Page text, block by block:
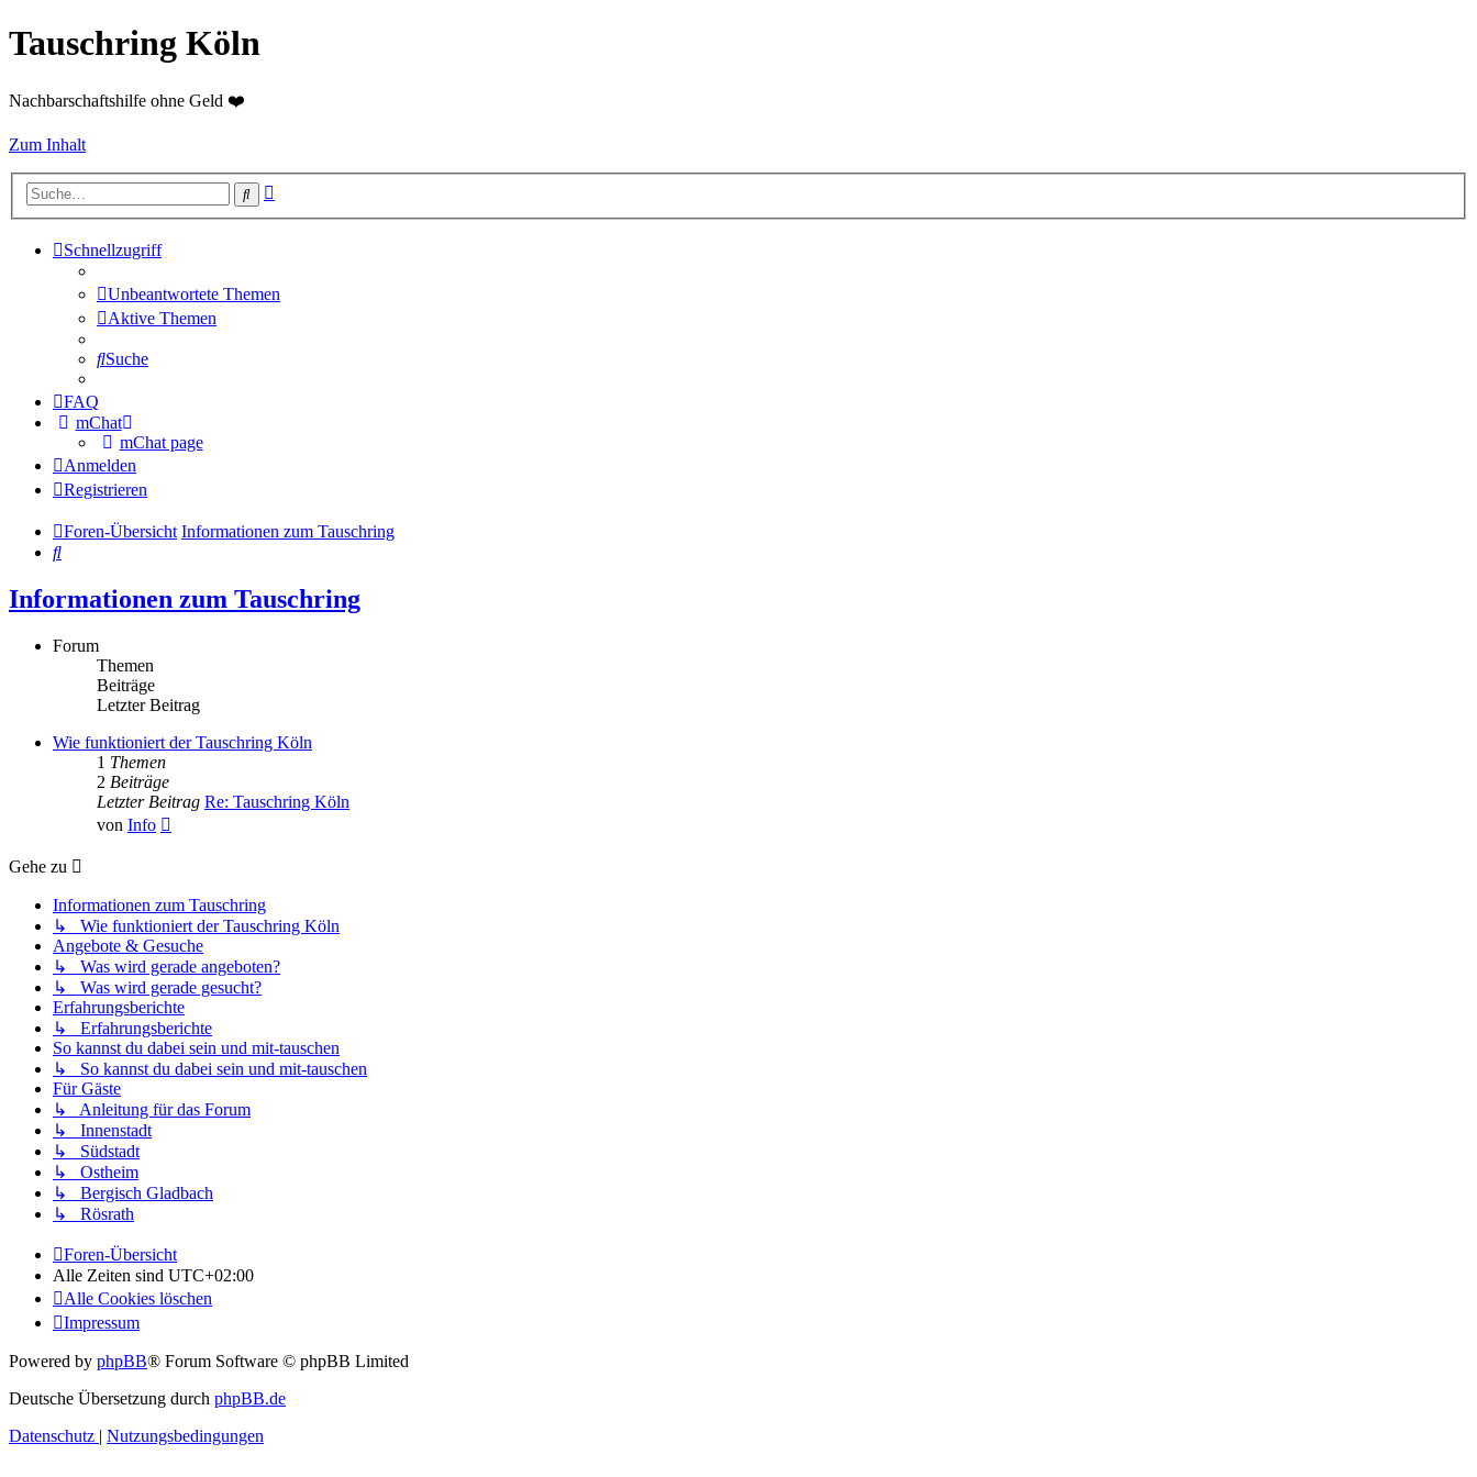
Tauschring Köln
Nachbarschaftshilfe ohne Geld ❤️
Zum Inhalt
Suche
Schnellzugriff
Unbeantwortete Themen
Aktive Themen
Suche
FAQ
mChat
mChat page
Anmelden
Registrieren
Foren-Übersicht Informationen zum Tauschring
Suche
Informationen zum Tauschring
Forum
Themen
Beiträge
Letzter Beitrag
Wie funktioniert der Tauschring Köln
1 Themen
2 Beiträge
Letzter Beitrag Re: Tauschring Köln
von Info
Gehe zu
Informationen zum Tauschring
↳ Wie funktioniert der Tauschring Köln
Angebote & Gesuche
↳ Was wird gerade angeboten?
↳ Was wird gerade gesucht?
Erfahrungsberichte
↳ Erfahrungsberichte
So kannst du dabei sein und mit-tauschen
↳ So kannst du dabei sein und mit-tauschen
Für Gäste
↳ Anleitung für das Forum
↳ Innenstadt
↳ Südstadt
↳ Ostheim
↳ Bergisch Gladbach
↳ Rösrath
Foren-Übersicht
Alle Zeiten sind UTC+02:00
Alle Cookies löschen
Impressum
Powered by phpBB® Forum Software © phpBB Limited
Deutsche Übersetzung durch phpBB.de
Datenschutz | Nutzungsbedingungen